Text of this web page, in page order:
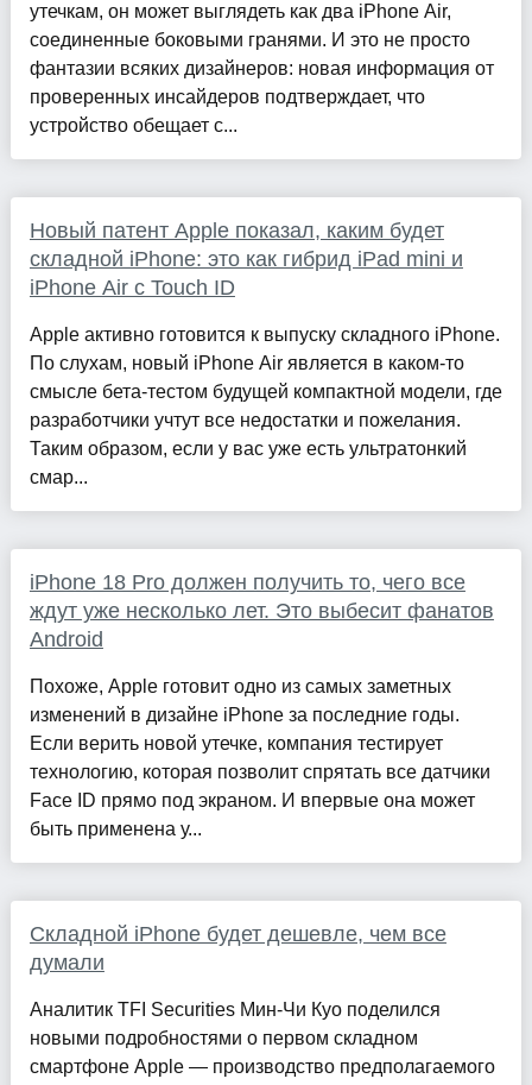
утечкам, он может выглядеть как два iPhone Air,
соединенные боковыми гранями. И это не просто
фантазии всяких дизайнеров: новая информация от
проверенных инсайдеров подтверждает, что
устройство обещает с...
Новый патент Apple показал, каким будет
складной iPhone: это как гибрид iPad mini и
iPhone Air с Touch ID
Apple активно готовится к выпуску складного iPhone.
По слухам, новый iPhone Air является в каком-то
смысле бета-тестом будущей компактной модели, где
разработчики учтут все недостатки и пожелания.
Таким образом, если у вас уже есть ультратонкий
смар...
iPhone 18 Pro должен получить то, чего все
ждут уже несколько лет. Это выбесит фанатов
Android
Похоже, Apple готовит одно из самых заметных
изменений в дизайне iPhone за последние годы.
Если верить новой утечке, компания тестирует
технологию, которая позволит спрятать все датчики
Face ID прямо под экраном. И впервые она может
быть применена у...
Складной iPhone будет дешевле, чем все
думали
Аналитик TFI Securities Мин-Чи Куо поделился
новыми подробностями о первом складном
смартфоне Apple — производство предполагаемого